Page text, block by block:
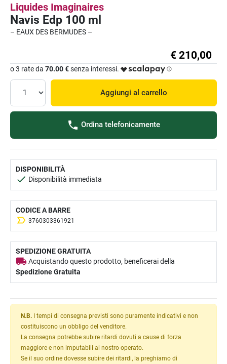
Liquides Imaginaires
Navis Edp 100 ml
– EAUX DES BERMUDES –
€ 210,00
o 3 rate da 70.00 €senza interessi.
Aggiungi al carrello
Ordina telefonicamente
DISPONIBILITÀ
Disponibilità immediata
CODICE A BARRE
3760303361921
SPEDIZIONE GRATUITA
Acquistando questo prodotto, beneficerai della
Spedizione Gratuita
N.B. I tempi di consegna previsti sono puramente indicativi e non
costituiscono un obbligo del venditore.
La consegna potrebbe subire ritardi dovuti a cause di forza
maggiore e non imputabili al nostro operato.
Se il suo ordine dovesse subire dei ritardi, la preghiamo di